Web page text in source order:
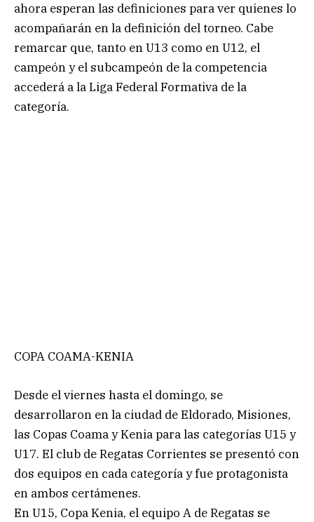
ahora esperan las definiciones para ver quienes lo
acompañarán en la definición del torneo. Cabe
remarcar que, tanto en U13 como en U12, el
campeón y el subcampeón de la competencia
accederá a la Liga Federal Formativa de la
categoría.
COPA COAMA-KENIA
Desde el viernes hasta el domingo, se
desarrollaron en la ciudad de Eldorado, Misiones,
las Copas Coama y Kenia para las categorías U15 y
U17. El club de Regatas Corrientes se presentó con
dos equipos en cada categoría y fue protagonista
en ambos certámenes.
En U15, Copa Kenia, el equipo A de Regatas se